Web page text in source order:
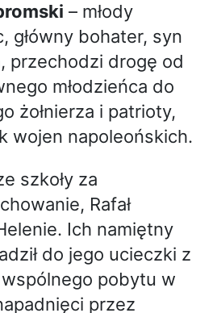
– młody
główny bohater, syn
przechodzi drogę od
młodzieńca do
żołnierza i patrioty,
wojen napoleońskich.
szkoły za
Rafał
Ich namiętny
do jego ucieczki z
pobytu w
przez